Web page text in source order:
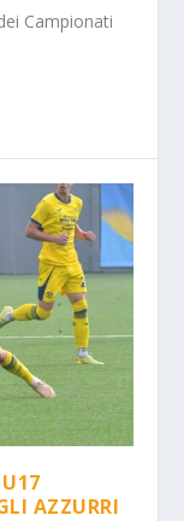
Campionati
AZZURRI